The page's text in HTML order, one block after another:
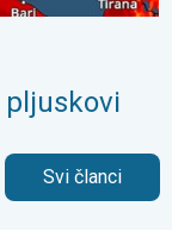
pljuskovi
Svi članci